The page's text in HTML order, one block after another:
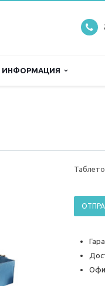
ИНФОРМАЦИЯ